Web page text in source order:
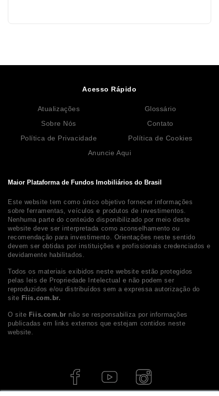
Maior Plataforma de Fundos Imobiliários do Brasil
Este website tem como único objetivo fornecer informações
sobre ferramentas, veículos e produtos de investimentos.
Nenhuma parte do conteúdo disponibilizado por meio deste
website deve ser interpretada como aconselhamento ou
recomendação para investimento. Orientações neste sentido
devem ser obtidas por instituições e profissionais credenciados e
devidamente habilitados.
Todos os materiais exibidos neste website estão protegidos
pelas leis de Propriedade Intelectual e não podem ser
reproduzidos e/ou distribuídos sem a expressa autorização do
site Fiis.com.br.
O site Fiis.com.br não se responsabiliza por informações
publicadas em links externos que estejam contidos neste
website.
Acesso Rápido
Atualizações
Glossário
Sobre Nós
Contato
Política de Privacidade
Política de Cookies
Anuncie Aqui